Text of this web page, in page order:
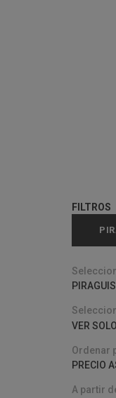
FILTROS
VER SOLO
Ordenar
PRECIO
A partir